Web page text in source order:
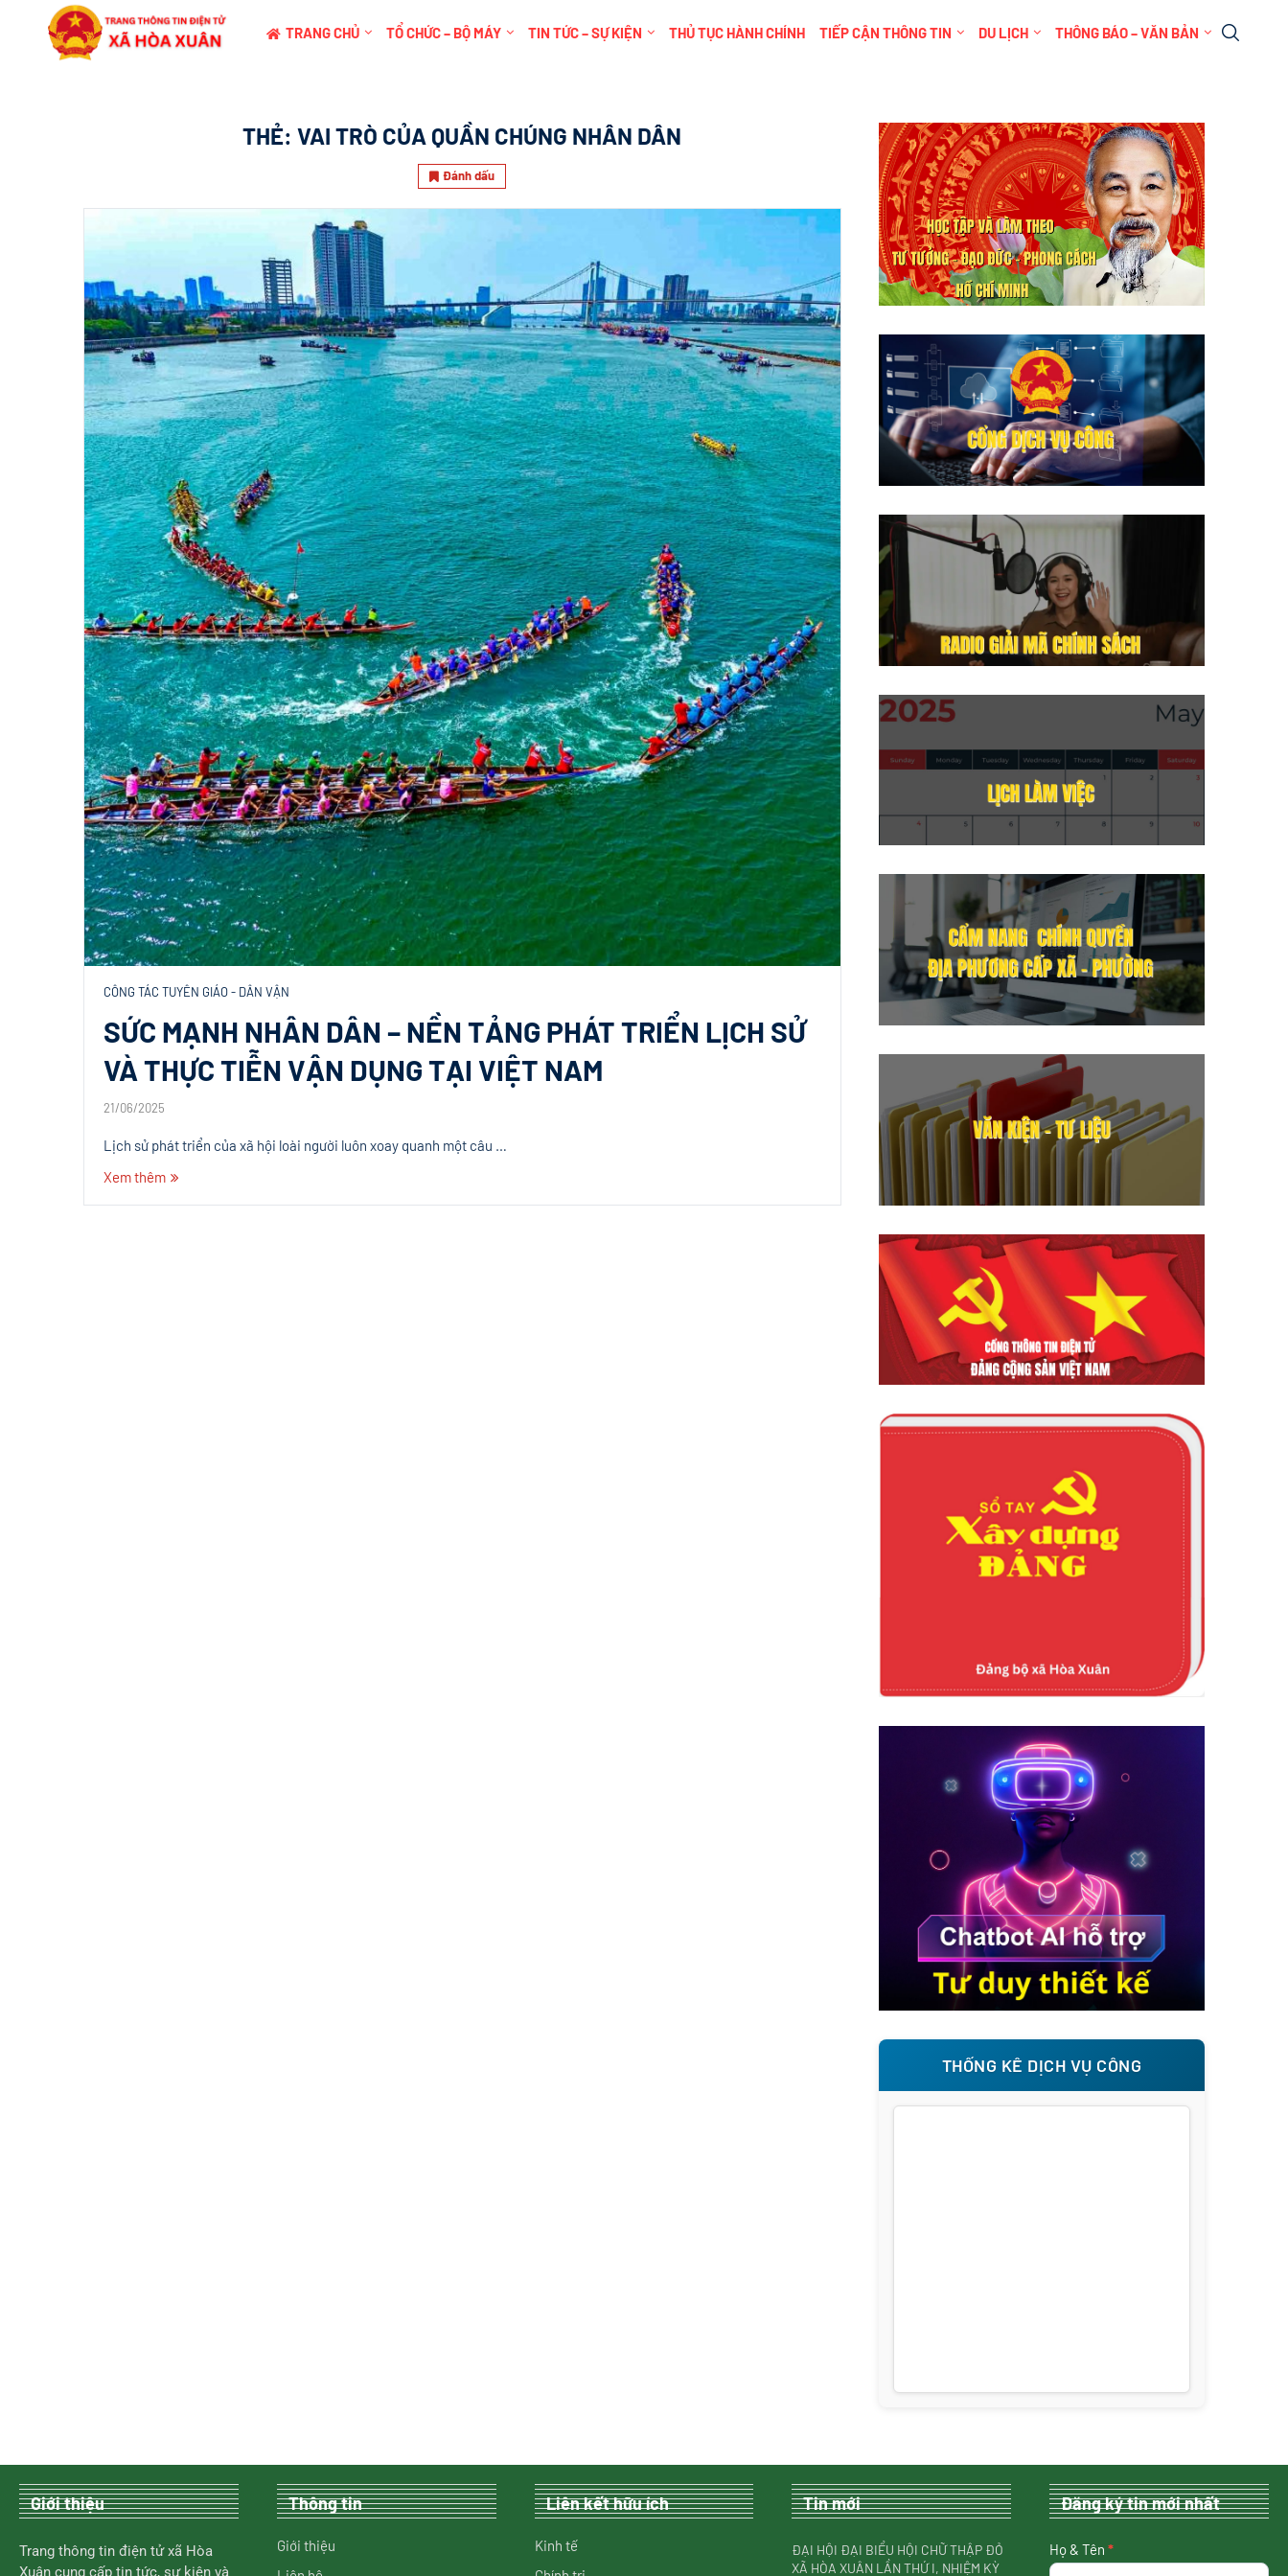
TRANG CHỦ TỔ CHỨC – BỘ MÁY TIN TỨC – SỰ KIỆN THỦ TỤC HÀNH CHÍNH TIẾP CẬN THÔNG TIN DU LỊCH THÔNG BÁO – VĂN BẢN
THẺ:VAI TRÒ CỦA QUẦN CHÚNG NHÂN DÂN
Đánh dấu
CÔNG TÁC TUYÊN GIÁO - DÂN VẬN
SỨC MẠNH NHÂN DÂN – NỀN TẢNG PHÁT TRIỂN LỊCH SỬ
VÀ THỰC TIỄN VẬN DỤNG TẠI VIỆT NAM
21/06/2025
Lịch sử phát triển của xã hội loài người luôn xoay quanh một câu …
Xem thêm
THỐNG KÊ DỊCH VỤ CÔNG
Giới thiệu
Trang thông tin điện tử xã Hòa
Xuân cung cấp tin tức, sự kiện và
Thông tin
Giới thiệu
Liên kết hữu ích
Kinh tế
Tin mới
ĐẠI HỘI ĐẠI BIỂU HỘI CHỮ THẬP ĐỎ
XÃ HÒA XUÂN LẦN THỨ I, NHIỆM KỲ
Đăng ký tin mới nhất
nhận
tin
Họ & Tên*